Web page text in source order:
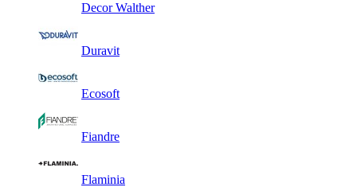
Decor Walther
Duravit
Ecosoft
Fiandre
Flaminia